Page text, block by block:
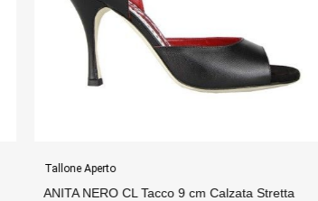
Tallone Aperto
GAIA PLATINO LAMINATO Tacco 7 cm